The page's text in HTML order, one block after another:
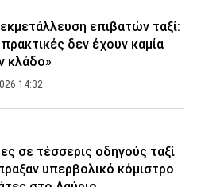
επιβατών ταξί:
δεν έχουν καμία
κλάδο»
14:32
σε τέσσερις οδηγούς ταξί
υπερβολικό κόμιστρο